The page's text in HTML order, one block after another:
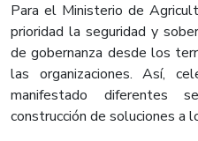
Para el Ministerio de
prioridad la seguridad y
de gobernanza desde los
las organizaciones. Así,
manifestado diferentes
construcción de soluciones a